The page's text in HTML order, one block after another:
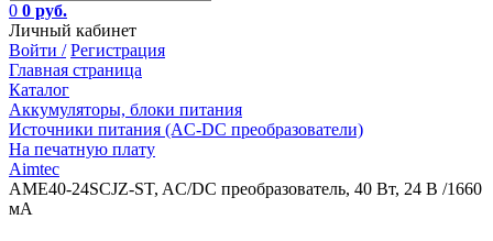
0 0 руб.
Личный кабинет
Войти / Регистрация
Главная страница
Каталог
Аккумуляторы, блоки питания
Источники питания (AC-DC преобразователи)
На печатную плату
Aimtec
AME40-24SCJZ-ST, AC/DC преобразователь, 40 Вт, 24 В /1660
мА